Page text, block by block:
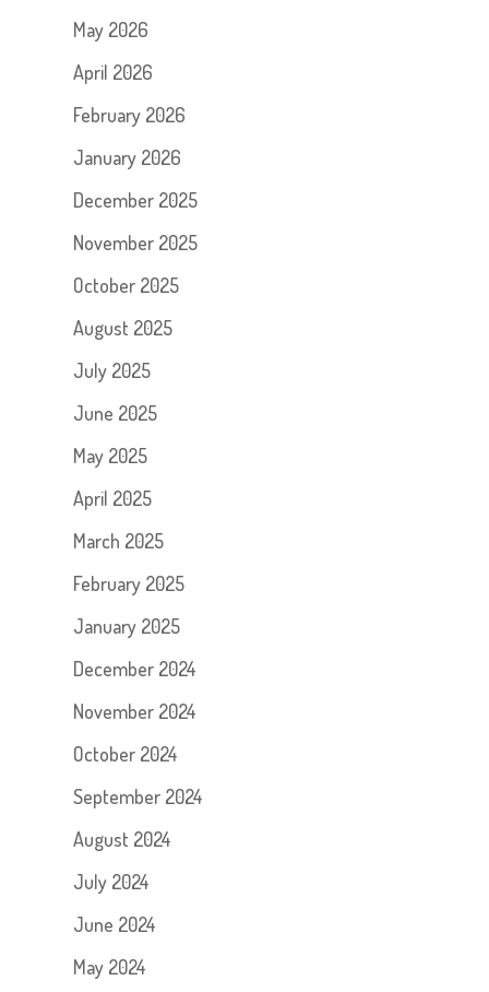
May 2026
April 2026
February 2026
January 2026
December 2025
November 2025
October 2025
August 2025
July 2025
June 2025
May 2025
April 2025
March 2025
February 2025
January 2025
December 2024
November 2024
October 2024
September 2024
August 2024
July 2024
June 2024
May 2024